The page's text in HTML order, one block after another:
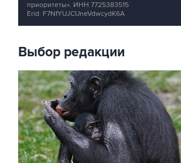
приоритеты». ИНН 7725383515
Erid: F7NfYUJCUneVdwcydK6A
Выбор редакции